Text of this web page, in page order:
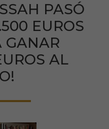
PASÓ
EUROS
GANAR
AL